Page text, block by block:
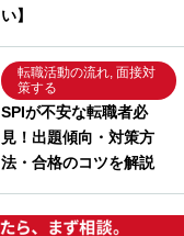
い】
転職活動の流れ, 面接対
策する
SPIが不安な転職者必
見！出題傾向・対策方
法・合格のコツを解説